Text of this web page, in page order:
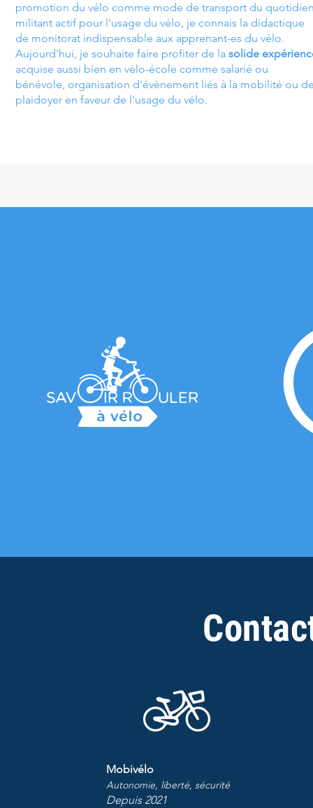
promotion du vélo comme mode de transport du
militant actif pour l'usage du vélo, je connais la didactique
de monitorat indispensable aux apprenant-es du vélo.
Aujourd'hui, je souhaite faire profiter de la solide
acquise aussi bien en vélo-école comme salarié ou
bénévole, organisation d'évènement liés à la mobilité ou
plaidoyer en faveur de l'usage du vélo.
Mobivélo
Autonomie, liberté, sécurité
Depuis 2021